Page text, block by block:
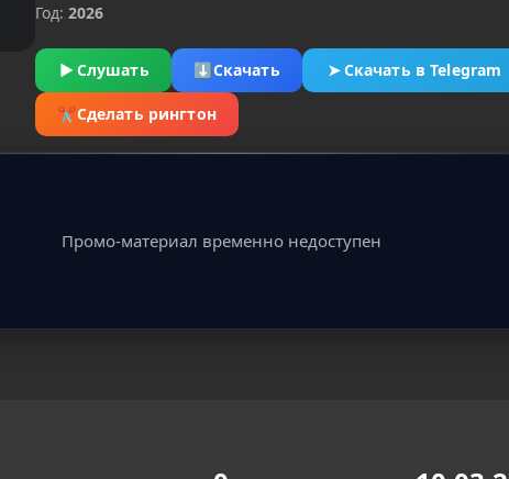
Год: 2026
▶ Слушать ⬇Скачать ➤Скачать в Telegram
✂Сделать рингтон
Промо-материал временно недоступен